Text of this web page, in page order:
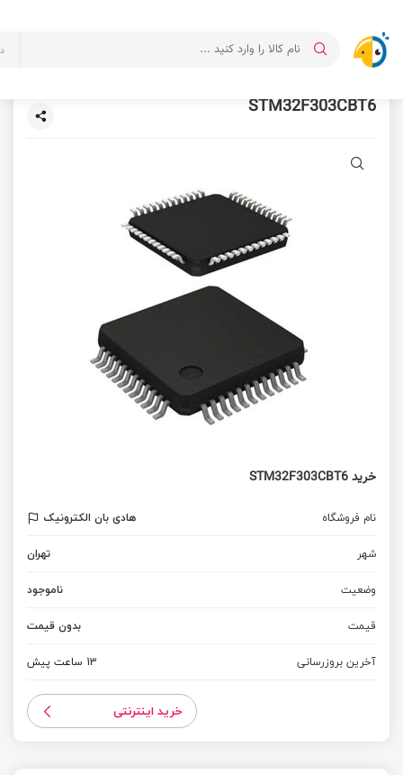
STM32F303CBT6
خرید STM32F303CBT6
نام فروشگاه
هادی بان الکترونیک
شهر
تهران
وضعیت
ناموجود
قیمت
بدون قیمت
آخرین بروزرسانی
13 ساعت پیش
خرید اینترنتی